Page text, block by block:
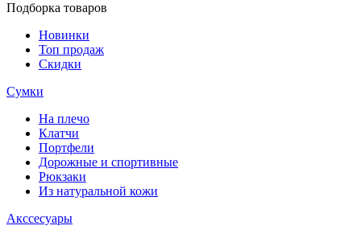
Подборка товаров
Новинки
Топ продаж
Скидки
Сумки
На плечо
Клатчи
Портфели
Дорожные и спортивные
Рюкзаки
Из натуральной кожи
Акссесуары